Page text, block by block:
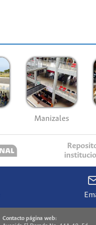
Manizales
Contacto página web: